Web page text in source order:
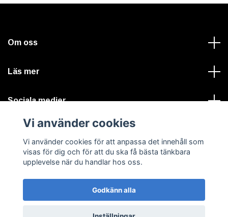
Om oss
Läs mer
Sociala medier
Vi använder cookies
Vi använder cookies för att anpassa det innehåll som
visas för dig och för att du ska få bästa tänkbara
upplevelse när du handlar hos oss.
Godkänn alla